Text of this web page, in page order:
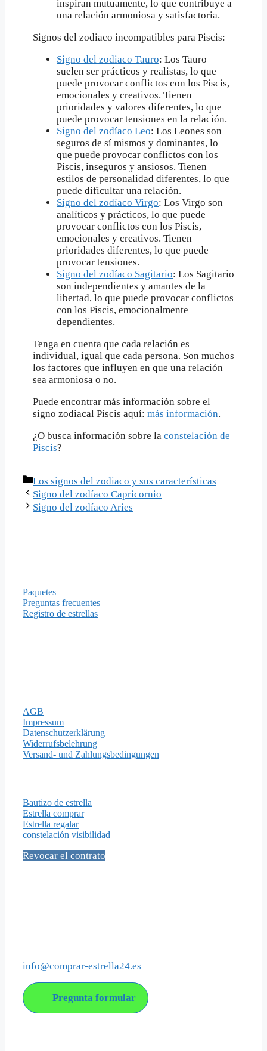
inspiran mutuamente, lo que contribuye a
una relación armoniosa y satisfactoria.
Signos del zodiaco incompatibles para Piscis:
Signo del zodiaco Tauro: Los Tauro
suelen ser prácticos y realistas, lo que
puede provocar conflictos con los Piscis,
emocionales y creativos. Tienen
prioridades y valores diferentes, lo que
puede provocar tensiones en la relación.
Signo del zodíaco Leo: Los Leones son
seguros de sí mismos y dominantes, lo
que puede provocar conflictos con los
Piscis, inseguros y ansiosos. Tienen
estilos de personalidad diferentes, lo que
puede dificultar una relación.
Signo del zodíaco Virgo: Los Virgo son
analíticos y prácticos, lo que puede
provocar conflictos con los Piscis,
emocionales y creativos. Tienen
prioridades diferentes, lo que puede
provocar tensiones.
Signo del zodíaco Sagitario: Los Sagitario
son independientes y amantes de la
libertad, lo que puede provocar conflictos
con los Piscis, emocionalmente
dependientes.
Tenga en cuenta que cada relación es
individual, igual que cada persona. Son muchos
los factores que influyen en que una relación
sea armoniosa o no.
Puede encontrar más información sobre el
signo zodiacal Piscis aquí: más información.
¿O busca información sobre la constelación de
Piscis?
Categorías
Los signos del zodiaco y sus características
Signo del zodíaco Capricornio
Signo del zodíaco Aries
Paquetes
Preguntas frecuentes
Registro de estrellas
AGB
Impressum
Datenschutzerklärung
Widerrufsbelehrung
Versand- und Zahlungsbedingungen
Bautizo de estrella
Estrella comprar
Estrella regalar
constelación visibilidad
Revocar el contrato
info@comprar-estrella24.es
Pregunta formular